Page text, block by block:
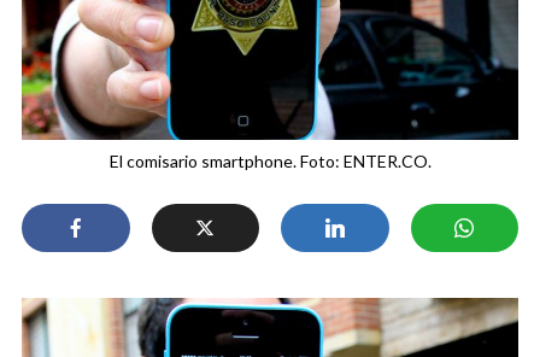
El comisario smartphone. Foto: ENTER.CO.